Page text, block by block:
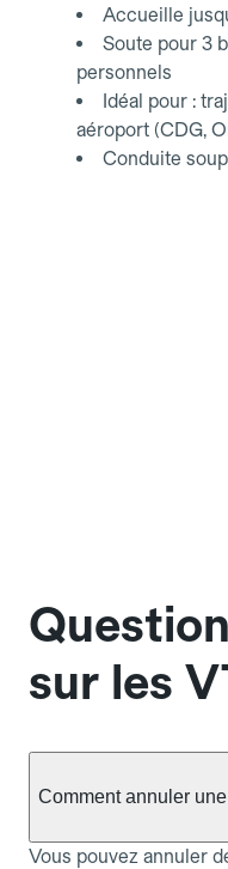
Accueille
Soute pour 3
personnels
Idéal pour :
aéroport (CDG,
Conduite
sur les
Comment annuler
Vous pouvez annuler